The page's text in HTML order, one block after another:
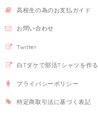
高校生の為のお支払ガイド
お問い合わせ
Twitter
白Tダケで部活Tシャツを作る
プライバシーポリシー
特定商取引法に基づく表記